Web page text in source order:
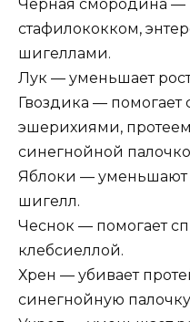
Черная смородина —
стафилококком,
шигеллами.
Лук — уменьшает
Гвоздика — помогает
эшерихиями,
синегнойной
Яблоки — уменьшают
шигелл.
Чеснок — помогает
клебсиеллой.
Хрен — убивает
синегнойную